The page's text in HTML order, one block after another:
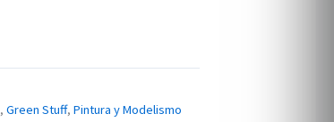
, Green Stuff, Pintura y Modelismo